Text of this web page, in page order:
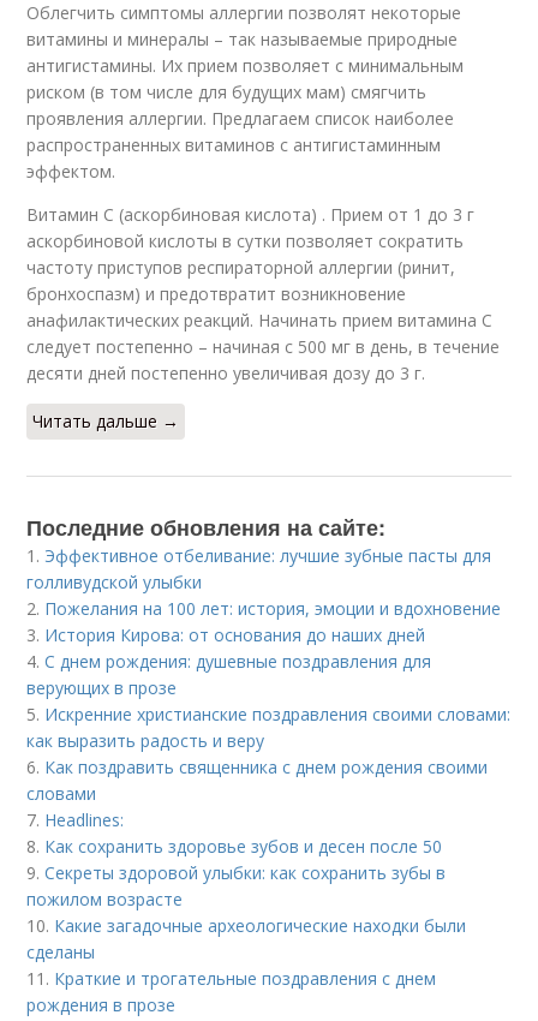
Облегчить симптомы аллергии позволят некоторые
витамины и минералы – так называемые природные
антигистамины. Их прием позволяет с минимальным
риском (в том числе для будущих мам) смягчить
проявления аллергии. Предлагаем список наиболее
распространенных витаминов с антигистаминным
эффектом.
Витамин С (аскорбиновая кислота) . Прием от 1 до 3 г
аскорбиновой кислоты в сутки позволяет сократить
частоту приступов респираторной аллергии (ринит,
бронхоспазм) и предотвратит возникновение
анафилактических реакций. Начинать прием витамина С
следует постепенно – начиная с 500 мг в день, в течение
десяти дней постепенно увеличивая дозу до 3 г.
Читать дальше →
Последние обновления на сайте:
1. Эффективное отбеливание: лучшие зубные пасты для
голливудской улыбки
2. Пожелания на 100 лет: история, эмоции и вдохновение
3. История Кирова: от основания до наших дней
4.С днем рождения: душевные поздравления для
верующих в прозе
5. Искренние христианские поздравления своими словами:
как выразить радость и веру
6. Как поздравить священника с днем рождения своими
словами
7. Headlines:
8. Как сохранить здоровье зубов и десен после 50
9.Секреты здоровой улыбки: как сохранить зубы в
пожилом возрасте
10. Какие загадочные археологические находки были
сделаны
11. Краткие и трогательные поздравления с днем
рождения в прозе